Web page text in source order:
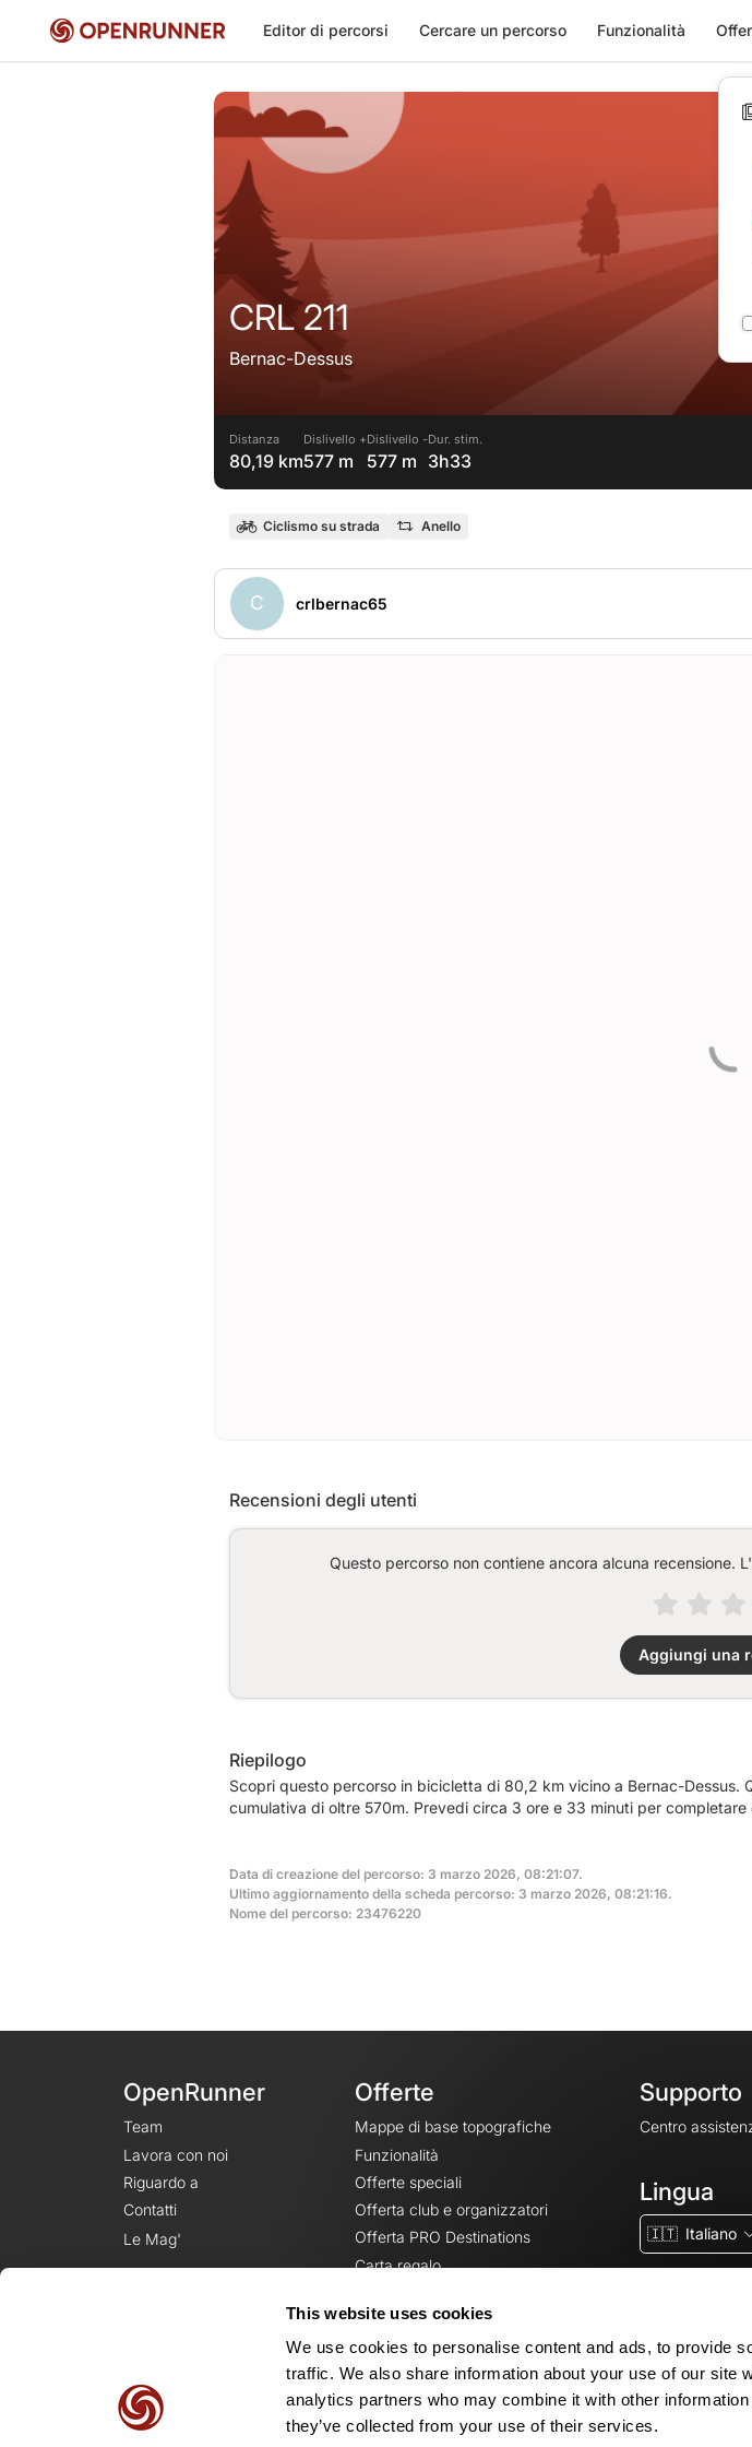
This website uses cookies
We use cookies to personalise content and ads, to provide
traffic. We also share information about your use of our site
analytics partners who may combine it with other
they’ve collected from your use of their services.
Editor di percorsi Cercare un percorso Funzionalità
CRL 211
Bernac-Dessus
Distanza
80,19 km
Dislivello +
577 m
Dislivello -
577 m
Dur. stim.
3h33
Ciclismo su strada Anello
C crlbernac65
Recensioni degli utenti
Questo percorso non contiene ancora alcuna recensione.
Aggiungi una
Riepilogo
Scopri questo percorso in bicicletta di 80,2 km vicino a Bernac-Dessus.
cumulativa di oltre 570m. Prevedi circa 3 ore e 33 minuti per completare
Data di creazione del percorso: 3 marzo 2026, 08:21:07.
Ultimo aggiornamento della scheda percorso: 3 marzo 2026, 08:21:16.
Nome del percorso: 23476220
OpenRunner
Team
Lavora con noi
Riguardo a
Contatti
Le Mag'
Offerte
Mappe di base topografiche
Funzionalità
Offerte speciali
Offerta club e organizzatori
Offerta PRO Destinations
Carta regalo
Supporto
Centro
Lingua
🇮🇹 Italiano